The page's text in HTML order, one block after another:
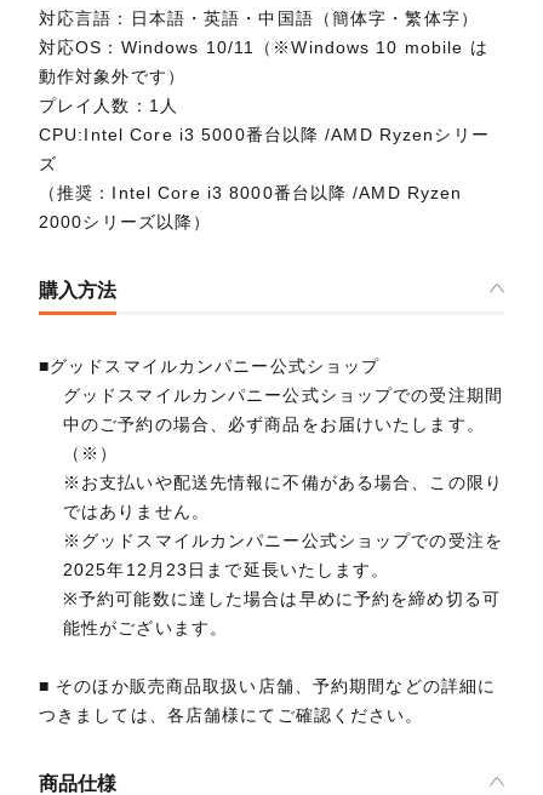
対応言語：日本語・英語・中国語（簡体字・繁体字）
対応OS：Windows 10/11（※Windows 10 mobile は
動作対象外です）
プレイ人数：1人
CPU:Intel Core i3 5000番台以降 /AMD Ryzenシリー
ズ
（推奨：Intel Core i3 8000番台以降 /AMD Ryzen
2000シリーズ以降）
購入方法
■グッドスマイルカンパニー公式ショップ
グッドスマイルカンパニー公式ショップでの受注期間
中のご予約の場合、必ず商品をお届けいたします。
（※）
※お支払いや配送先情報に不備がある場合、この限り
ではありません。
※グッドスマイルカンパニー公式ショップでの受注を
2025年12月23日まで延長いたします。
※予約可能数に達した場合は早めに予約を締め切る可
能性がございます。
■ そのほか販売商品取扱い店舗、予約期間などの詳細に
つきましては、各店舗様にてご確認ください。
商品仕様